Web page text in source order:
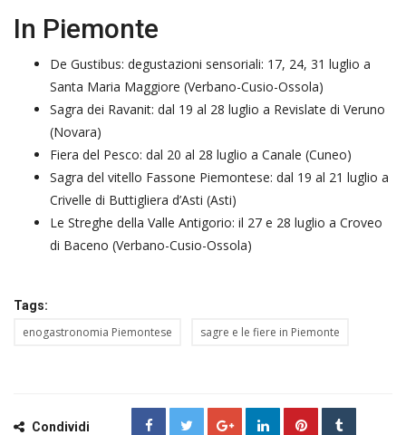
In Piemonte
De Gustibus: degustazioni sensoriali: 17, 24, 31 luglio a
Santa Maria Maggiore (Verbano-Cusio-Ossola)
Sagra dei Ravanit: dal 19 al 28 luglio a Revislate di Veruno
(Novara)
Fiera del Pesco: dal 20 al 28 luglio a Canale (Cuneo)
Sagra del vitello Fassone Piemontese: dal 19 al 21 luglio a
Crivelle di Buttigliera d’Asti (Asti)
Le Streghe della Valle Antigorio: il 27 e 28 luglio a Croveo
di Baceno (Verbano-Cusio-Ossola)
Tags:
enogastronomia Piemontese sagre e le fiere in Piemonte
Condividi